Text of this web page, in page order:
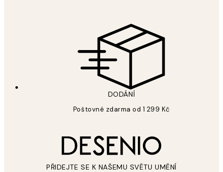
DODÁNÍ
Poštovné zdarma od 1 299 Kč
PŘIDEJTE SE K NAŠEMU SVĚTU UMĚNÍ